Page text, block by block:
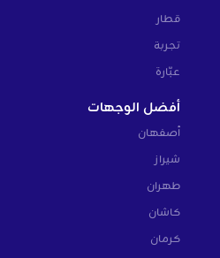
قطار
تجربة
عبّارة
أفضل الوجهات
أصفهان
شيراز
طهران
كاشان
كرمان